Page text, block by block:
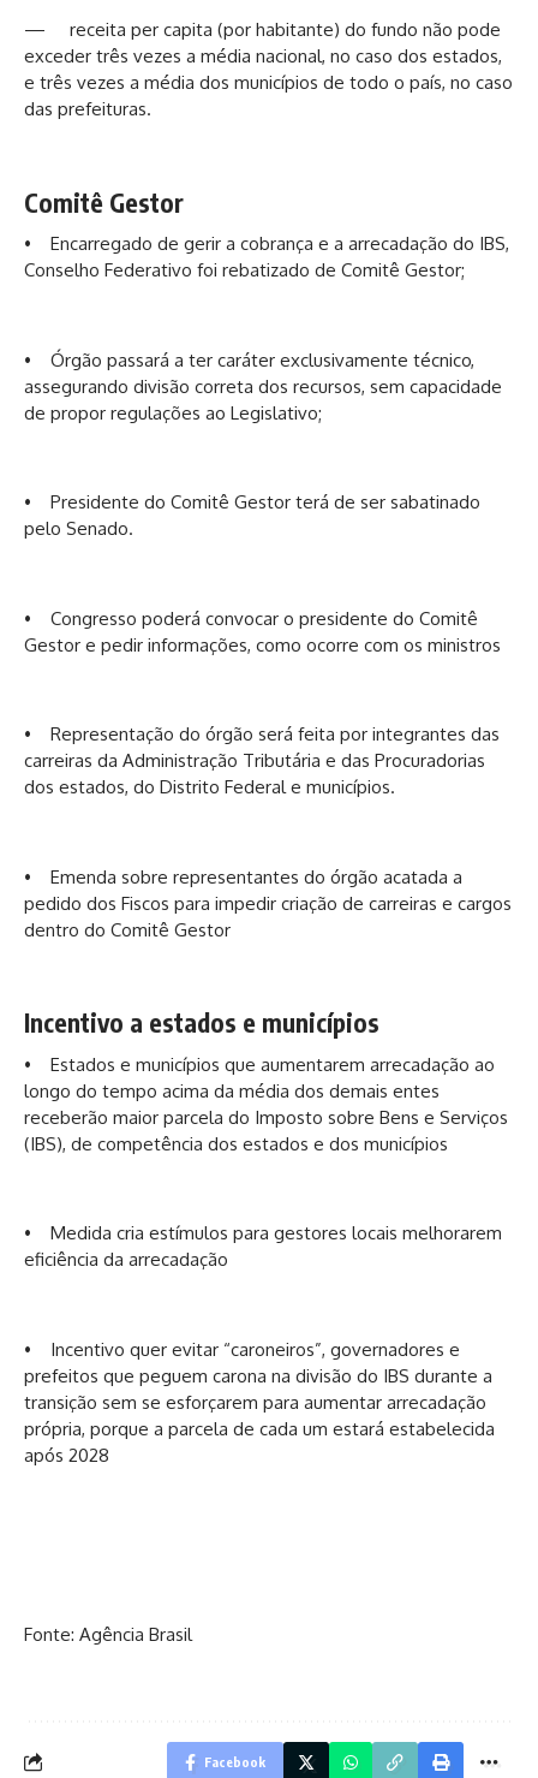
— receita per capita (por habitante) do fundo não pode
exceder três vezes a média nacional, no caso dos estados,
e três vezes a média dos municípios de todo o país, no caso
das prefeituras.
Comitê Gestor
• Encarregado de gerir a cobrança e a arrecadação do IBS,
Conselho Federativo foi rebatizado de Comitê Gestor;
• Órgão passará a ter caráter exclusivamente técnico,
assegurando divisão correta dos recursos, sem capacidade
de propor regulações ao Legislativo;
• Presidente do Comitê Gestor terá de ser sabatinado
pelo Senado.
• Congresso poderá convocar o presidente do Comitê
Gestor e pedir informações, como ocorre com os ministros
• Representação do órgão será feita por integrantes das
carreiras da Administração Tributária e das Procuradorias
dos estados, do Distrito Federal e municípios.
• Emenda sobre representantes do órgão acatada a
pedido dos Fiscos para impedir criação de carreiras e cargos
dentro do Comitê Gestor
Incentivo a estados e municípios
• Estados e municípios que aumentarem arrecadação ao
longo do tempo acima da média dos demais entes
receberão maior parcela do Imposto sobre Bens e Serviços
(IBS), de competência dos estados e dos municípios
• Medida cria estímulos para gestores locais melhorarem
eficiência da arrecadação
• Incentivo quer evitar “caroneiros”, governadores e
prefeitos que peguem carona na divisão do IBS durante a
transição sem se esforçarem para aumentar arrecadação
própria, porque a parcela de cada um estará estabelecida
após 2028
Fonte: Agência Brasil
Facebook